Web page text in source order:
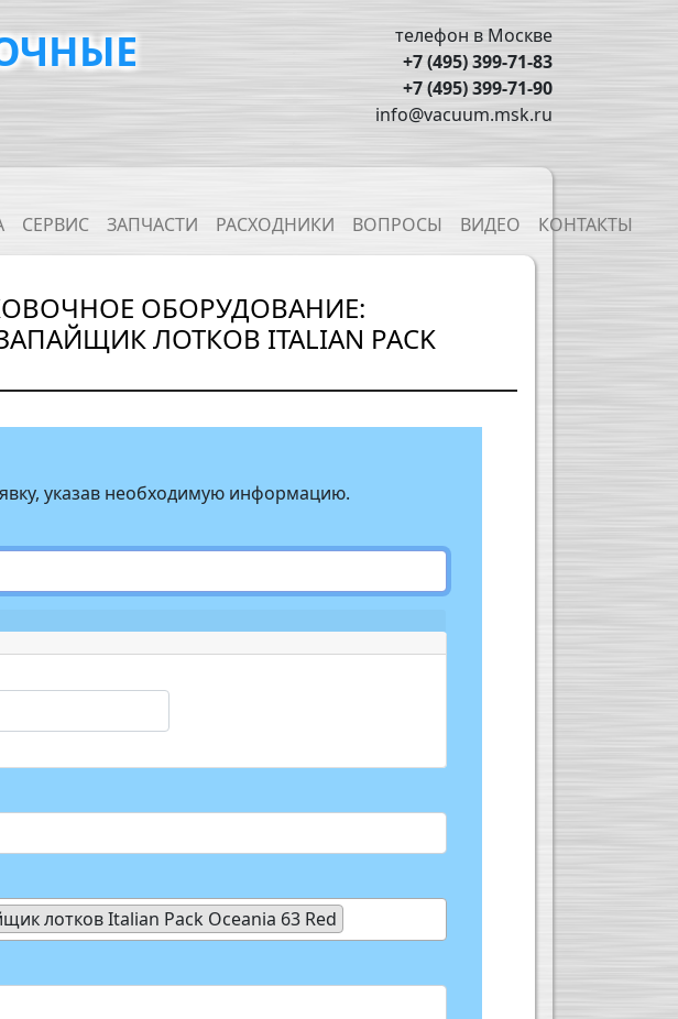
телефон в Москве
+7 (495) 399-71-83
+7 (495) 399-71-90
info@vacuum.msk.ru
СЕРВИС ЗАПЧАСТИ РАСХОДНИКИ ВОПРОСЫ ВИДЕО КОНТАКТЫ
ОБОРУДОВАНИЕ:
ЛОТКОВ ITALIAN PACK
указав необходимую информацию.
лотков Italian Pack Oceania 63 Red